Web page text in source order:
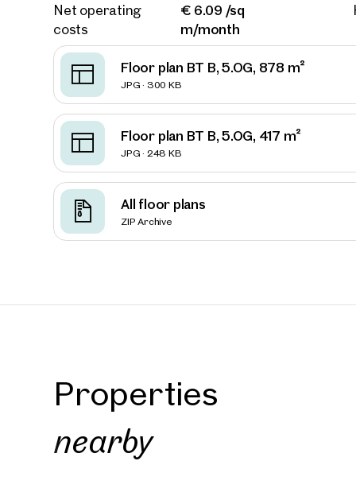
Net operating
costs
€ 6.09 /sq
m/month
Floor plan BT B, 5.OG, 878 m²
JPG · 300 KB
Floor plan BT B, 5.OG, 417 m²
JPG · 248 KB
All floor plans
ZIP Archive
Properties
nearby